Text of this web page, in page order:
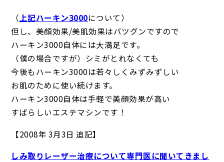
（ 上記ハーキン3000について）
但し、美顔効果/美肌効果はバツグンですので
ハーキン3000自体には大満足です。
（僕の場合ですが）シミがとれなくても
今後もハーキン3000は若々しくみずみずしい
お肌のために使い続けます。
ハーキン3000自体は手軽で美顔効果が高い
すばらしいエステマシンです！
【2008年 3月3日 追記】
しみ取りレーザー治療について専門医に聞いてきまし